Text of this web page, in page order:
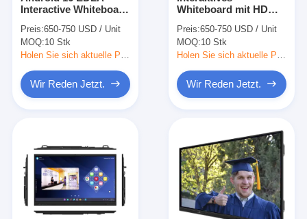
alle in einem wechselwirkenden whiteboard
tragbares wechselwirkendes whiteboard
Wechselwirkendes Projektor-Brett
Wechselwirkender Whiteboard-Stand
Vorstellungstyp-Dokumentenkamera
Interactive Whiteboard
cloudbasierte Tools
für die
Zusammenarbeit
Preis:650-750 USD / Unit
MOQ:10 Stk
Holen Sie sich aktuelle Preis
Wir Reden Jetzt.
Whiteboard mit HDMI-
Casting für müheloses
Geräte-Pairing
Preis:650-750 USD / Unit
MOQ:10 Stk
Holen Sie sich aktuelle Preis
Wir Reden Jetzt.